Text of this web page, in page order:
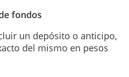
fondos
un depósito o anticipo,
del mismo en pesos